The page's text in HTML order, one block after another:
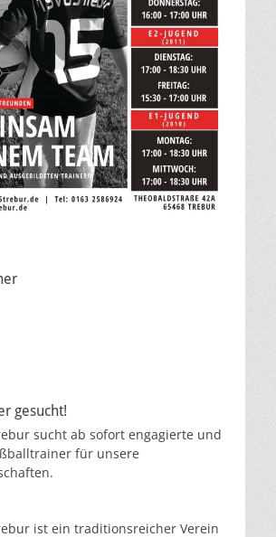
gesucht!
sucht ab sofort engagierte und
für unsere
ist ein traditionsreicher Verein